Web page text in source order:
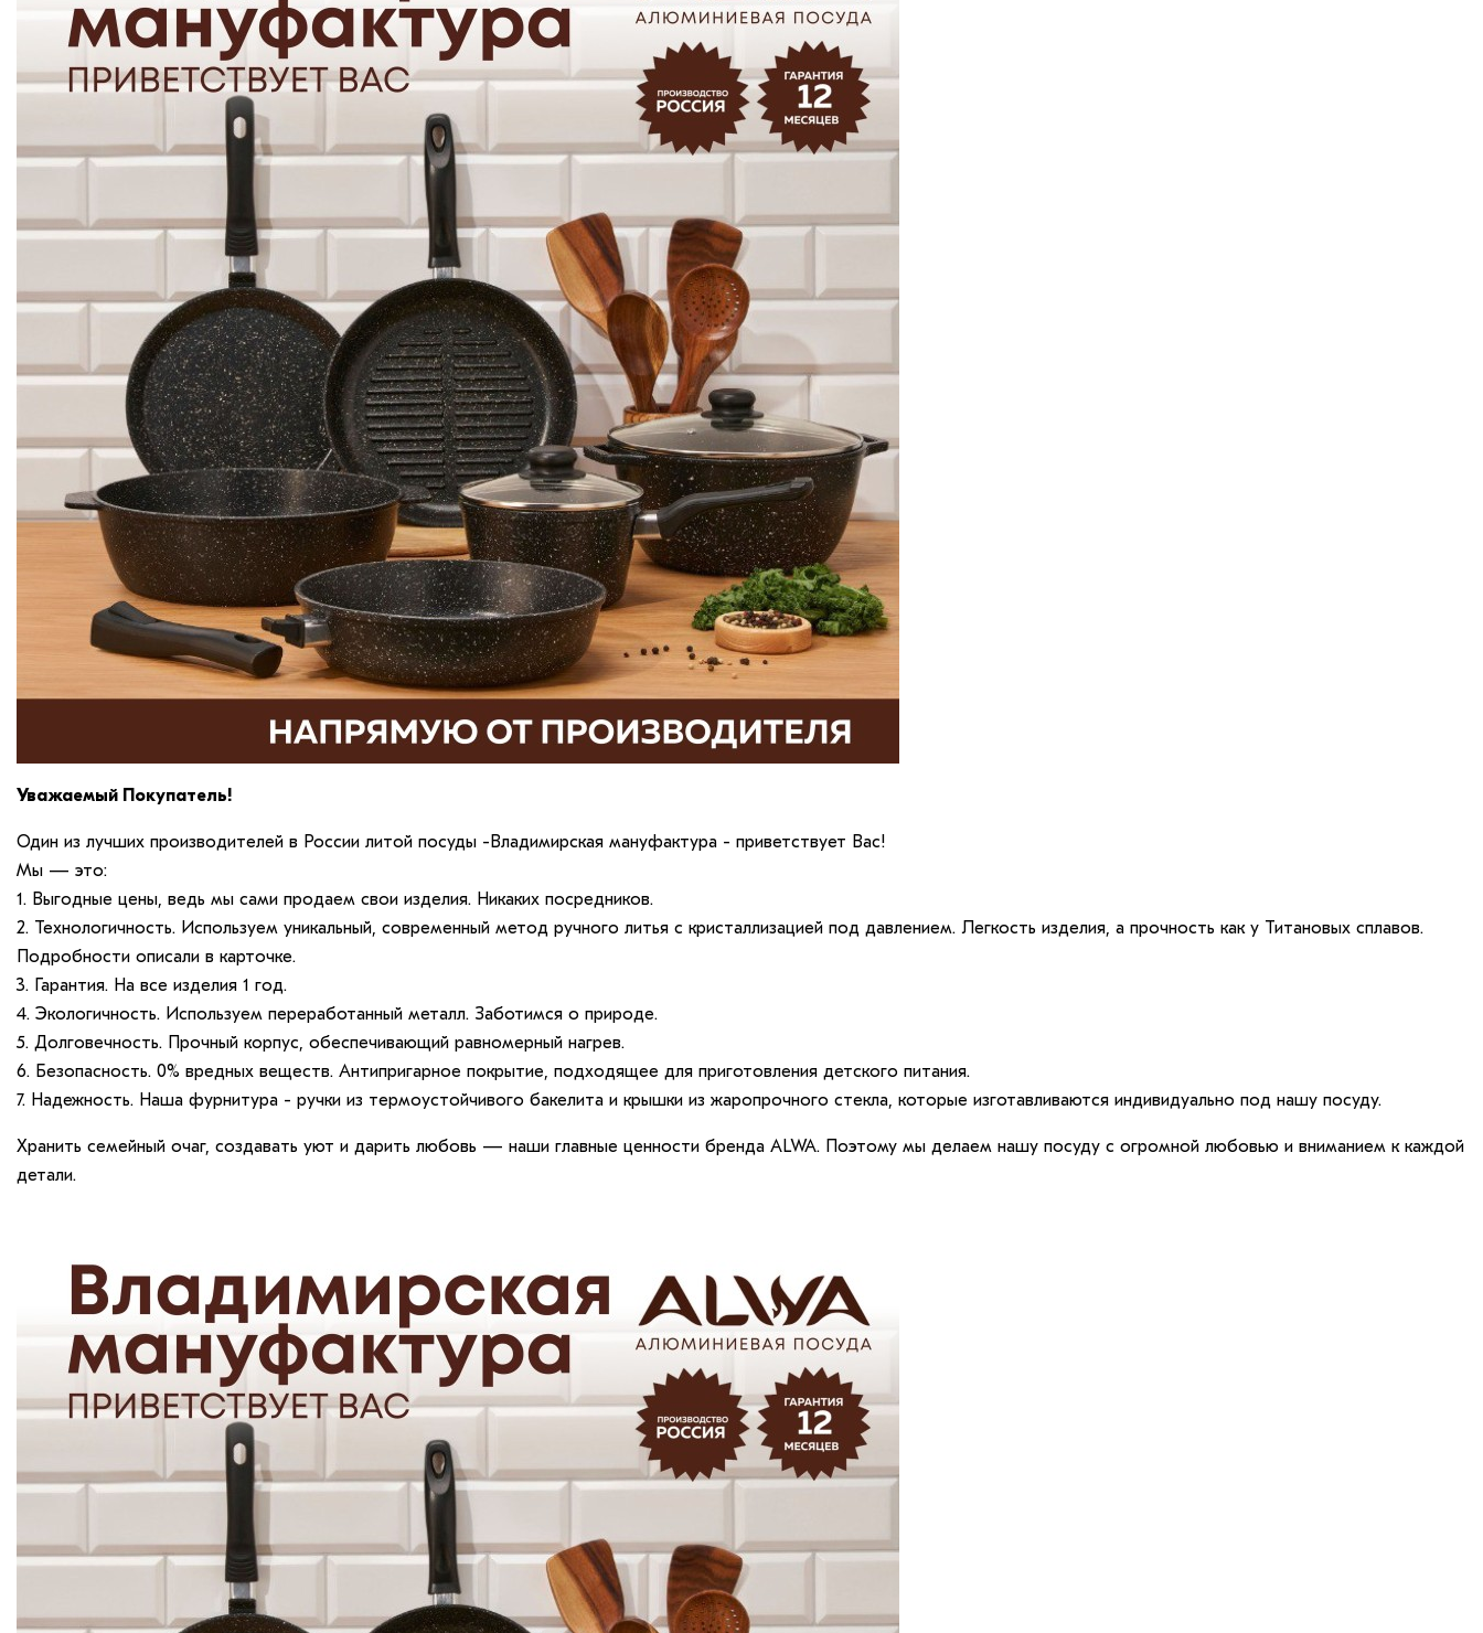
Уважаемый Покупатель!
Один из лучших производителей в России литой посуды -Владимирская мануфактура - приветствует Вас!
Мы — это:
1. Выгодные цены, ведь мы сами продаем свои изделия. Никаких посредников.
2. Технологичность. Используем уникальный, современный метод ручного литья с кристаллизацией под давлением. Легкость изделия, а прочность как у Титановых сплавов.
Подробности описали в карточке.
3. Гарантия. На все изделия 1 год.
4. Экологичность. Используем переработанный металл. Заботимся о природе.
5. Долговечность. Прочный корпус, обеспечивающий равномерный нагрев.
6. Безопасность. 0% вредных веществ. Антипригарное покрытие, подходящее для приготовления детского питания.
7. Надежность. Наша фурнитура - ручки из термоустойчивого бакелита и крышки из жаропрочного стекла, которые изготавливаются индивидуально под нашу посуду.
Хранить семейный очаг, создавать уют и дарить любовь — наши главные ценности бренда ALWA. Поэтому мы делаем нашу посуду с огромной любовью и вниманием к каждой
детали.